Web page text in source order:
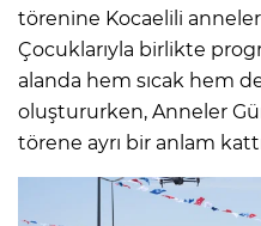
törenine Kocaelili
Çocuklarıyla birlikte
alanda hem sıcak hem
oluştururken, Anneler
törene ayrı bir anlam